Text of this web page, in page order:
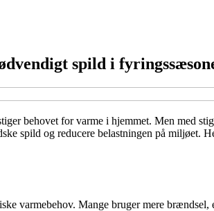
spild i
behovet for varme i hjemmet. Men med
spild og reducere belastningen på
varmebehov. Mange bruger mere